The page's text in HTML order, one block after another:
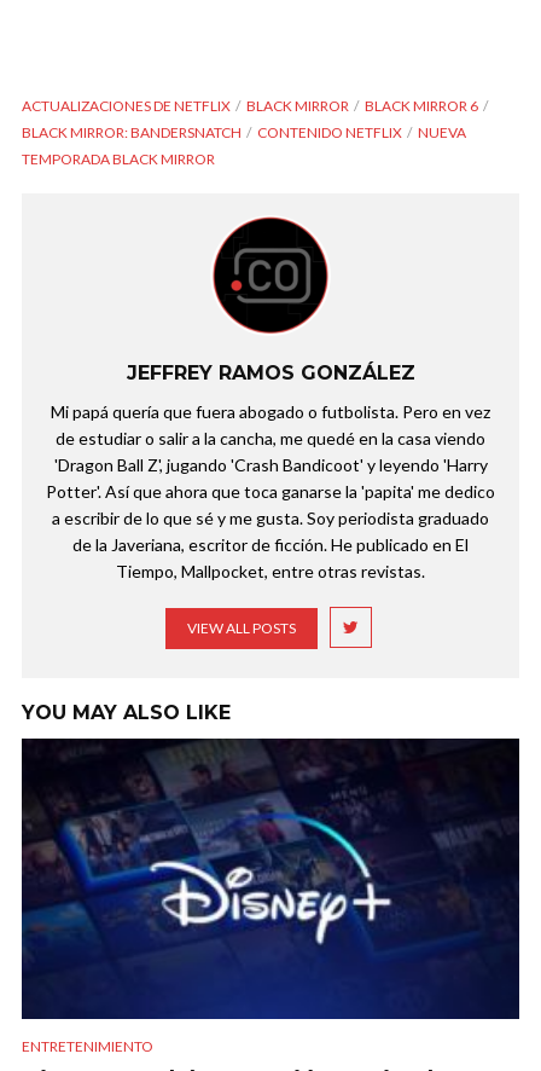
ACTUALIZACIONES DE NETFLIX BLACK MIRROR
BLACK MIRROR 6
BLACK MIRROR: BANDERSNATCH
CONTENIDO NETFLIX
NUEVA
TEMPORADA BLACK MIRROR
JEFFREY RAMOS GONZÁLEZ
Mi papá quería que fuera abogado o futbolista. Pero en vez
de estudiar o salir a la cancha, me quedé en la casa viendo
'Dragon Ball Z', jugando 'Crash Bandicoot' y leyendo 'Harry
Potter'. Así que ahora que toca ganarse la 'papita' me dedico
a escribir de lo que sé y me gusta. Soy periodista graduado
de la Javeriana, escritor de ficción. He publicado en El
Tiempo, Mallpocket, entre otras revistas.
VIEW ALL POSTS
YOU MAY ALSO LIKE
ENTRETENIMIENTO